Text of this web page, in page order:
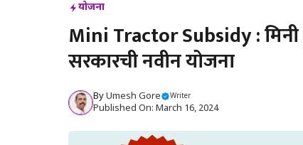
योजना
Mini Tractor Subsidy :
सरकारची नवीन योजना
ByUmesh Gore Writer
Published On: March 16, 2024